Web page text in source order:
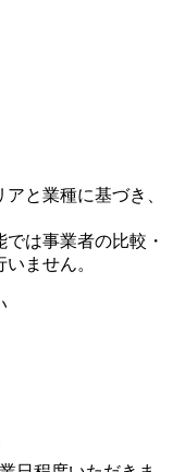
と業種に基づき、
は事業者の比較・
ません。